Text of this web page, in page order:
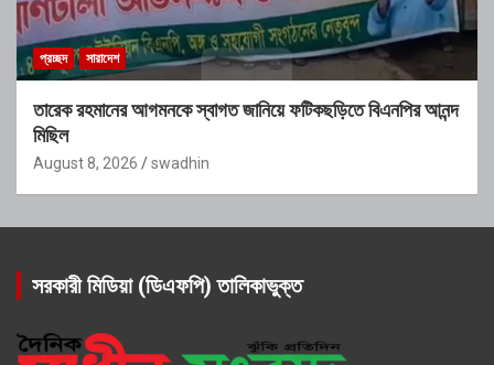
প্রচ্ছদ সারাদেশ
তারেক রহমানের আগমনকে স্বাগত জানিয়ে ফটিকছড়িতে বিএনপির আনন্দ
মিছিল
August 8, 2026 swadhin
সরকারী মিডিয়া (ডিএফপি) তালিকাভুক্ত